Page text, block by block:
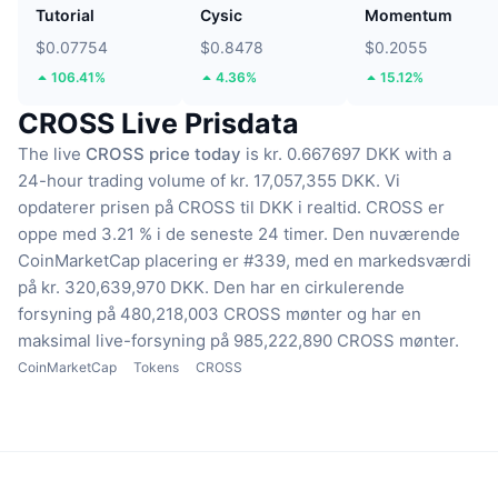
Tutorial
$0.07754
106.41%
Cysic
$0.8478
4.36%
Momentum
$0.2055
15.12%
CROSS Live Prisdata
The live CROSS price today is kr. 0.667697 DKK with a
24-hour trading volume of kr. 17,057,355 DKK. Vi
opdaterer prisen på CROSS til DKK i realtid. CROSS er
oppe med 3.21 % i de seneste 24 timer. Den nuværende
CoinMarketCap placering er #339, med en markedsværdi
på kr. 320,639,970 DKK. Den har en cirkulerende
forsyning på 480,218,003 CROSS mønter og har en
maksimal live-forsyning på 985,222,890 CROSS mønter.
CoinMarketCap Tokens CROSS